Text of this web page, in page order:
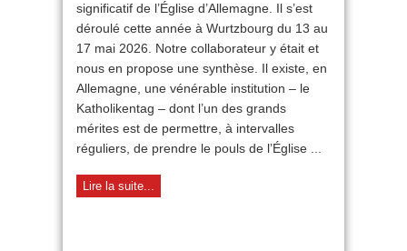
significatif de l’Église d’Allemagne. Il s’est
déroulé cette année à Wurtzbourg du 13 au
17 mai 2026. Notre collaborateur y était et
nous en propose une synthèse. Il existe, en
Allemagne, une vénérable institution – le
Katholikentag – dont l’un des grands
mérites est de permettre, à intervalles
réguliers, de prendre le pouls de l’Église ...
Lire la suite...